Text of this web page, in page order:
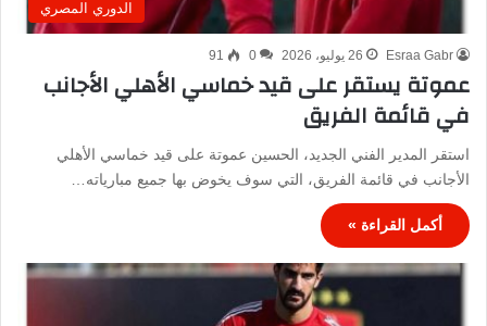
الدوري المصري
Esraa Gabr 26 يوليو، 2026 0
91
عموتة يستقر على قيد خماسي الأهلي الأجانب
في قائمة الفريق
استقر المدير الفني الجديد، الحسين عموتة على قيد خماسي الأهلي
الأجانب في قائمة الفريق، التي سوف يخوض بها جميع مبارياته…
أكمل القراءة »